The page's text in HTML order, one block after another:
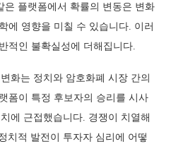
은 플랫폼에서 확률의 변동은 변화
에 영향을 미칠 수 있습니다. 이러
적인 불확실성에 더해집니다.
화는 정치와 암호화폐 시장 간의
폼이 특정 후보자의 승리를 시사
에 근접했습니다. 경쟁이 치열해
치적 발전이 투자자 심리에 어떻